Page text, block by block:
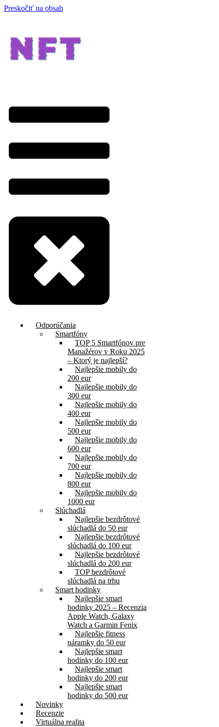
Preskočiť na obsah
Odporúčania
Smartfóny
TOP 5 Smartfónov pre
Manažérov v Roku 2025
– Ktorý je najlepší?
Najlepšie mobily do
200 eur
Najlepšie mobily do
300 eur
Najlepšie mobily do
400 eur
Najlepšie mobily do
500 eur
Najlepšie mobily do
600 eur
Najlepšie mobily do
700 eur
Najlepšie mobily do
800 eur
Najlepšie mobily do
1000 eur
Slúchadlá
Najlepšie bezdrôtové
slúchadlá do 50 eur
Najlepšie bezdrôtové
slúchadlá do 100 eur
Najlepšie bezdrôtové
slúchadlá do 200 eur
TOP bezdrôtové
slúchadlá na trhu
Smart hodinky
Najlepšie smart
hodinky 2025 – Recenzia
Apple Watch, Galaxy
Watch a Garmin Fenix
Najlepšie fitness
náramky do 50 eur
Najlepšie smart
hodinky do 100 eur
Najlepšie smart
hodinky do 200 eur
Najlepšie smart
hodinky do 500 eur
Novinky
Recenzie
Virtuálna realita